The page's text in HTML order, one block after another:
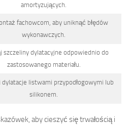
amortyzujących.
fachowcom, aby uniknąć błędów
wykonawczych.
szczeliny dylatacyjne odpowiednio do
zastosowanego materiału.
dylatacje listwami przypodłogowymi lub
silikonem.
aby cieszyć się trwałością i